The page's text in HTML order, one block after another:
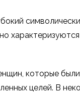
которые
целей. В